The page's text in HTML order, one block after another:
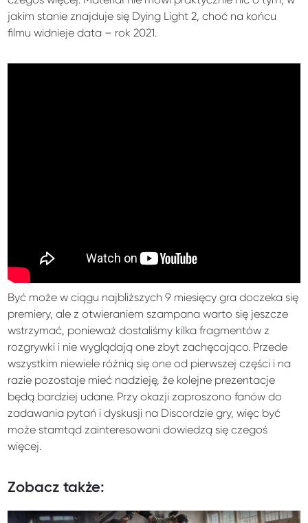
jakim stanie znajduje się Dying Light 2, choć na końcu
filmu widnieje data – rok 2021.
Być może w ciągu najbliższych 9 miesięcy gra doczeka się
premiery, ale z otwieraniem szampana warto się jeszcze
wstrzymać, ponieważ dostaliśmy kilka fragmentów z
rozgrywki i nie wyglądają one zbyt zachęcająco. Przede
wszystkim niewiele różnią się one od pierwszej części i na
razie pozostaje mieć nadzieję, że kolejne prezentacje
będą bardziej udane. Przy okazji zaproszono fanów do
zadawania pytań i dyskusji na Discordzie gry, więc być
może stamtąd zainteresowani dowiedzą się czegoś
więcej.
Zobacz także: